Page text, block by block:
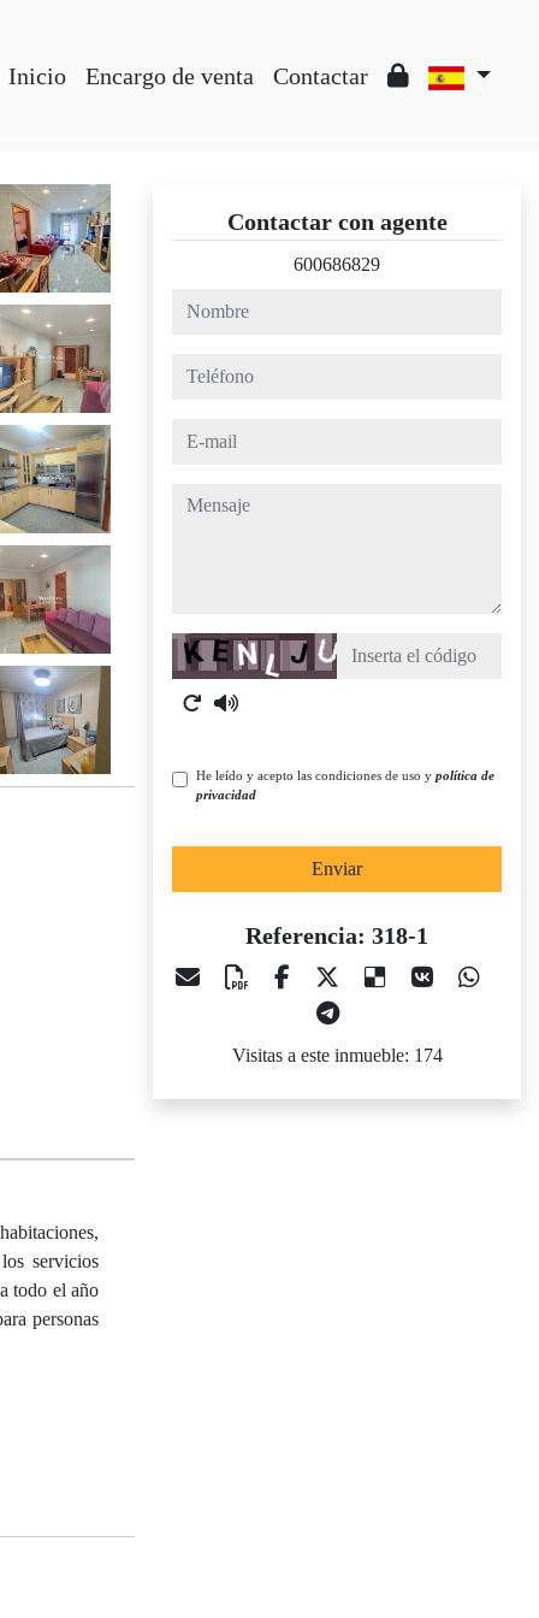
Inicio Encargo de venta Contactar
servicios
todo el año
personas
Contactar con agente
600686829
nombre
teléfono
e-mail
mensaje
Captcha
He leído y acepto las condiciones de uso y política de
privacidad
Enviar
Referencia: 318-1
Visitas a este inmueble: 174